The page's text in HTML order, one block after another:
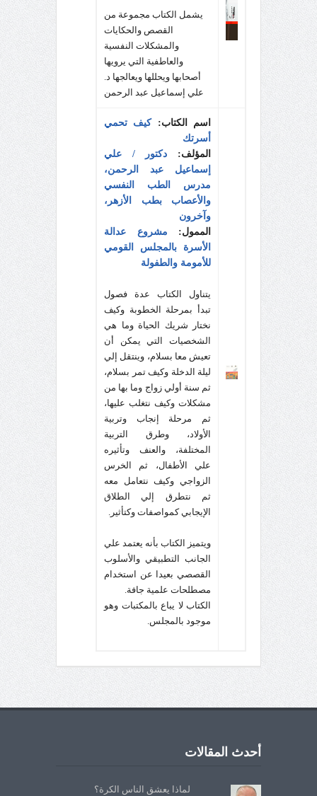
يشمل الكتاب مجموعة من
القصص والحكايات
والمشكلات النفسية
والعاطفية التي يرويها
أصحابها ويحللها ويعالجها د.
علي إسماعيل عبد الرحمن
اسم الكتاب:كيف تحمي
أسرتك
المؤلف: دكتور / علي
إسماعيل عبد الرحمن،
مدرس الطب النفسي
والأعصاب بطب الأزهر،
وآخرون
الممول: مشروع عدالة
الأسرة بالمجلس القومي
للأمومة والطفولة
يتناول الكتاب عدة فصول
تبدأ بمرحلة الخطوبة وكيف
نختار شريك الحياة وما هي
الشخصيات التي يمكن أن
تعيش معا بسلام، وينتقل إلي
ليلة الدخلة وكيف تمر بسلام،
ثم سنة أولي زواج وما بها من
مشكلات وكيف نتغلب عليها،
ثم مرحلة إنجاب وتربية
الأولاد، وطرق التربية
المختلفة، والعنف وتأثيره
علي الأطفال، ثم الخرس
الزواجي وكيف نتعامل معه
ثم نتطرق إلي الطلاق
الإيجابي كمواصفات وكتأثير.
ويتميز الكتاب بأنه يعتمد علي
الجانب التطبيقي والأسلوب
القصصي بعيدا عن استخدام
مصطلحات علمية جافة.
الكتاب لا يباع بالمكتبات وهو
موجود بالمجلس.
أحدث المقالات
لماذا يعشق الناس الكرة؟